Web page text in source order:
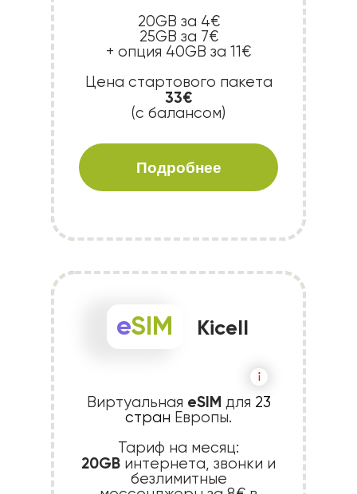
20GB за 4€
25GB за 7€
+ опция 40GB за 11€
Цена стартового пакета
33€
(с балансом)
Подробнее
Виртуальная eSIM для 23
стран Европы.
Тариф на месяц:
20GB интернета, звонки и
безлимитные
eSIM Kicell